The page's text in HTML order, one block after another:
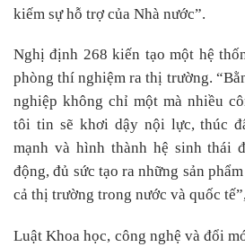
kiếm sự hỗ trợ của Nhà nước”.
Nghị định 268 kiến tạo một hệ
phòng thí nghiệm ra thị trường.
nghiệp không chỉ một mà nhiều
tôi tin sẽ khơi dậy nội lực, thúc
mạnh và hình thành hệ sinh thái
động, đủ sức tạo ra những sản
cả thị trường trong nước và quốc
Luật Khoa học, công nghệ và đổi